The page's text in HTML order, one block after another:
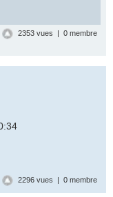
2353 vues | 0 membre
2296 vues | 0 membre